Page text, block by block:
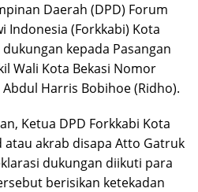
Daerah (DPD) Forum
Indonesia (Forkkabi) Kota
kepada Pasangan
Wali Kota Bekasi Nomor
Harris Bobihoe (Ridho).
Ketua DPD Forkkabi Kota
atau akrab disapa Atto Gatruk
dukungan diikuti para
berisikan ketekadan